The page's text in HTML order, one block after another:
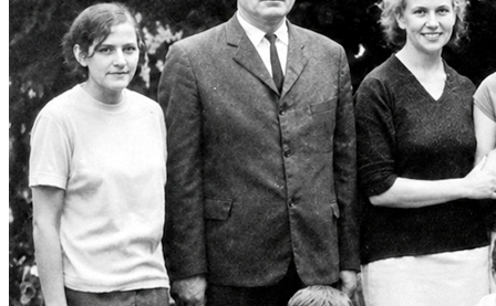
Чернігівська область
Особи відповідальні за контактування з
питань укладення договорів
Вивчаємо жестову мову
Дитяча сторінка
Новини про жестову мову
Ресурс для вивчення жестових мов різних країн
ЦУЖМ
Проєкт "Жестова мова для поліцейських"
Про шахрайські схеми
ВІКТОРИНА
На допомогу військовим
Медична термінологія жестовою мовою